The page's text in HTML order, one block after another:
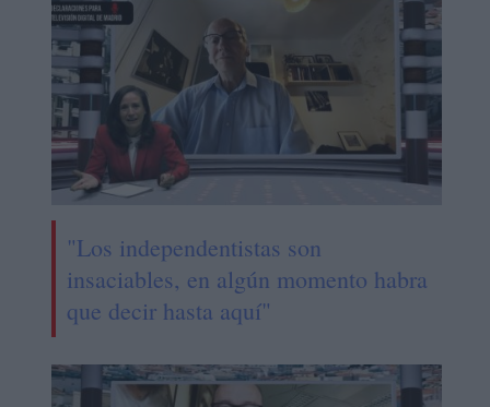
"Los independentistas son
insaciables, en algún momento habra
que decir hasta aquí"